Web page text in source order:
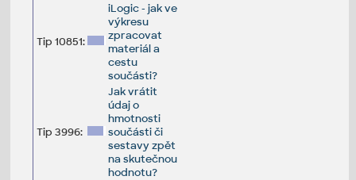
Tip 10851:
iLogic - jak ve
výkresu
zpracovat
materiál a
cestu
součásti?
Tip 3996:
Jak vrátit
údaj o
hmotnosti
součásti či
sestavy zpět
na skutečnou
hodnotu?